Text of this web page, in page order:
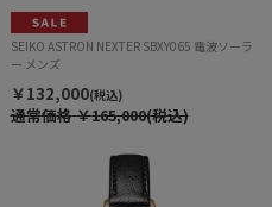
SEIKO ASTRON NEXTER SBXY065 電波ソーラ
ー メンズ
￥132,000(税込)
通常価格￥165,000(税込)